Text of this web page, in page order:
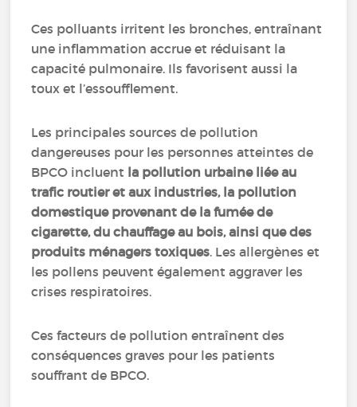
Ces polluants irritent les bronches, entraînant
une inflammation accrue et réduisant la
capacité pulmonaire. Ils favorisent aussi la
toux et l’essoufflement.
Les principales sources de pollution
dangereuses pour les personnes atteintes de
BPCO incluent la pollution urbaine liée au
trafic routier et aux industries, la pollution
domestique provenant de la fumée de
cigarette, du chauffage au bois, ainsi que des
produits ménagers toxiques. Les allergènes et
les pollens peuvent également aggraver les
crises respiratoires.
Ces facteurs de pollution entraînent des
conséquences graves pour les patients
souffrant de BPCO.